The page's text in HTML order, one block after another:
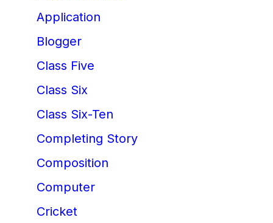
Application
Blogger
Class Five
Class Six
Class Six-Ten
Completing Story
Composition
Computer
Cricket